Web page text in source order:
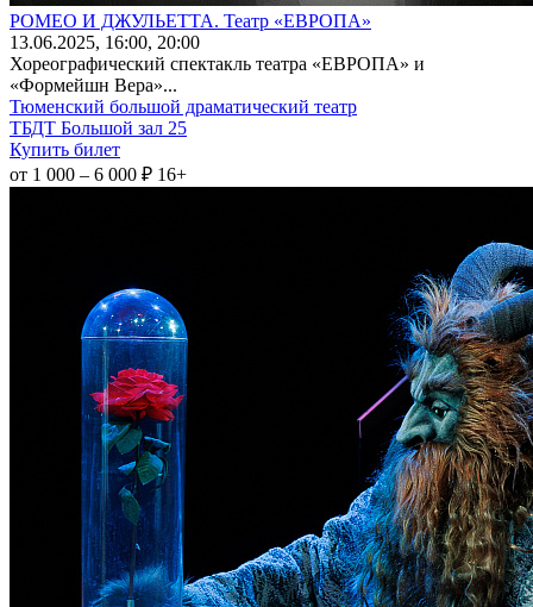
РОМЕО И ДЖУЛЬЕТТА. Театр «ЕВРОПА»
13.06.2025, 16:00, 20:00
Хореографический спектакль театра «ЕВРОПА» и
«Формейшн Вера»...
Тюменский большой драматический театр
ТБДТ Большой зал 25
Купить билет
от 1 000 – 6 000 ₽ 16+